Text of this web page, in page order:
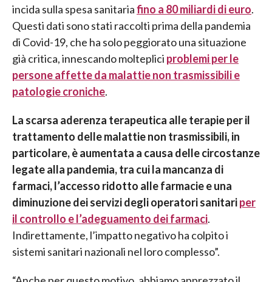
incida sulla spesa sanitariafino a 80 miliardi di euro.
Questi dati sono stati raccolti prima della pandemia
di Covid-19, che ha solo peggiorato una situazione
già critica, innescando molteplici problemi per le
persone affette da malattie non trasmissibili e
patologie croniche.
La scarsa aderenza terapeutica alle terapie per il
trattamento delle malattie non trasmissibili, in
particolare, è aumentata a causa delle circostanze
legate alla pandemia, tra cui la mancanza di
farmaci, l’accesso ridotto alle farmacie e una
diminuzione dei servizi degli operatori sanitariper
il controllo e l’adeguamento dei farmaci.
Indirettamente, l’impatto negativo ha colpito i
sistemi sanitari nazionali nel loro complesso”.